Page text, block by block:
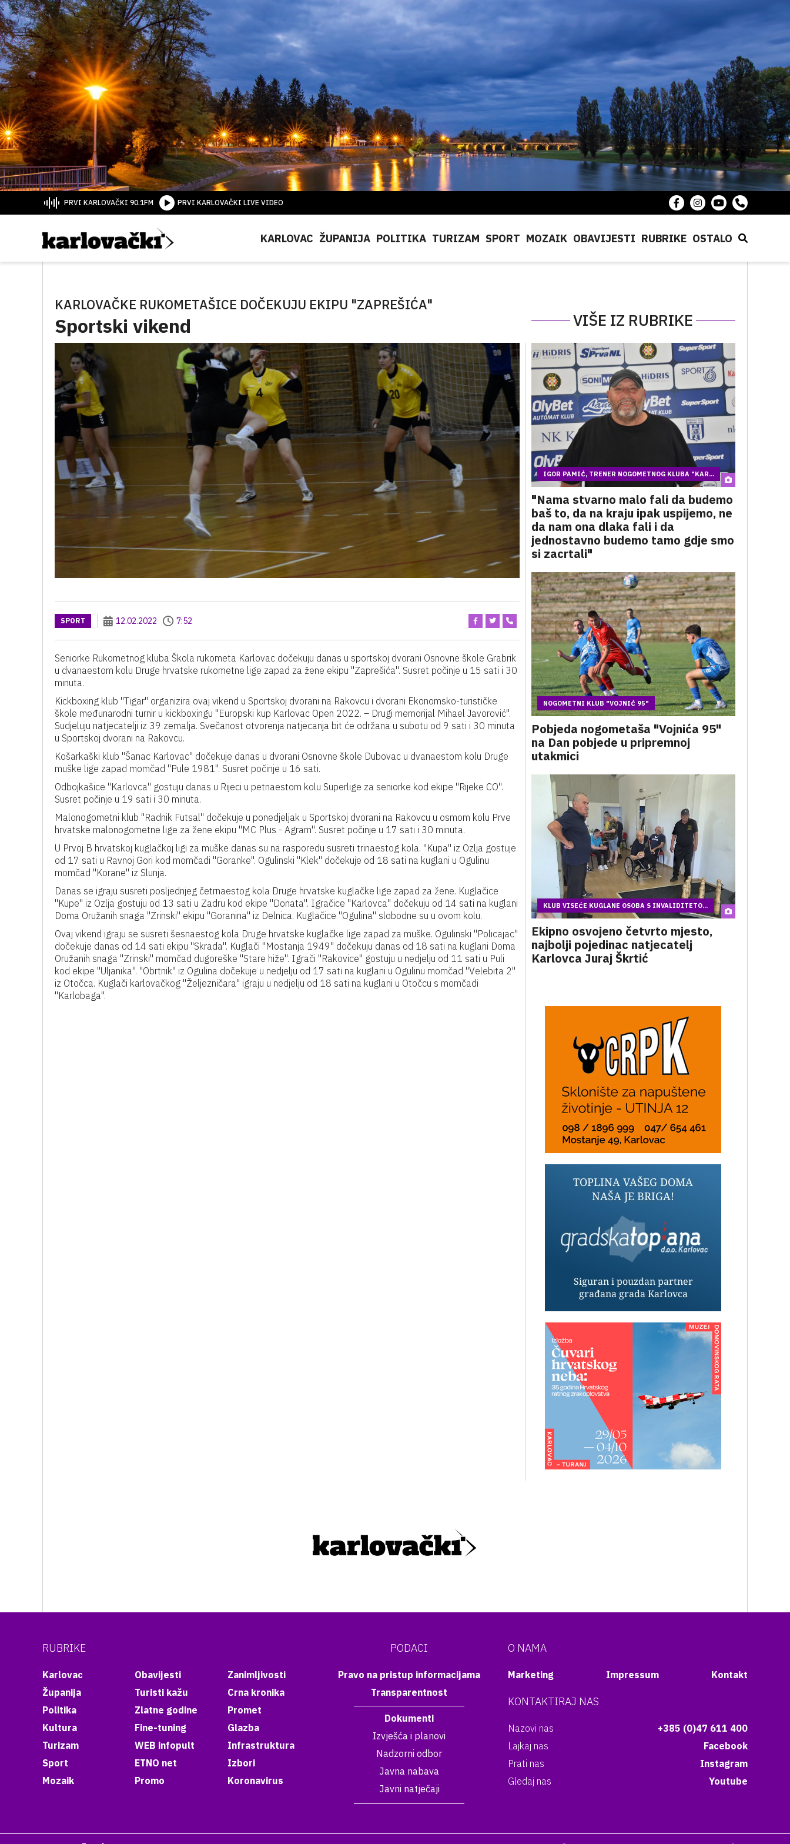
PRVI KARLOVAČKI 90.1FM PRVI KARLOVAČKI LIVE VIDEO
KARLOVAC ŽUPANIJA POLITIKA TURIZAM SPORT MOZAIK OBAVIJESTI RUBRIKE OSTALO
KARLOVAČKE RUKOMETAŠICE DOČEKUJU EKIPU "ZAPREŠIĆA"
Sportski vikend VIŠE IZ RUBRIKE
SPORT 12.02.2022 7:52
Seniorke Rukometnog kluba Škola rukometa Karlovac dočekuju danas u sportskoj dvorani Osnovne škole Grabrik
u dvanaestom kolu Druge hrvatske rukometne lige zapad za žene ekipu "Zaprešića". Susret počinje u 15 sati i 30
minuta.
Kickboxing klub "Tigar" organizira ovaj vikend u Sportskoj dvorani na Rakovcu i dvorani Ekonomsko-turističke
škole međunarodni turnir u kickboxingu "Europski kup Karlovac Open 2022. – Drugi memorijal Mihael Javorović".
Sudjeluju natjecatelji iz 39 zemalja. Svečanost otvorenja natjecanja bit će održana u subotu od 9 sati i 30 minuta
u Sportskoj dvorani na Rakovcu.
Košarkaški klub "Šanac Karlovac" dočekuje danas u dvorani Osnovne škole Dubovac u dvanaestom kolu Druge
muške lige zapad momčad "Pule 1981". Susret počinje u 16 sati.
Odbojkašice "Karlovca" gostuju danas u Rijeci u petnaestom kolu Superlige za seniorke kod ekipe "Rijeke CO".
Susret počinje u 19 sati i 30 minuta.
Malonogometni klub "Radnik Futsal" dočekuje u ponedjeljak u Sportskoj dvorani na Rakovcu u osmom kolu Prve
hrvatske malonogometne lige za žene ekipu "MC Plus - Agram". Susret počinje u 17 sati i 30 minuta.
U Prvoj B hrvatskoj kuglačkoj ligi za muške danas su na rasporedu susreti trinaestog kola. "Kupa" iz Ozlja gostuje
od 17 sati u Ravnoj Gori kod momčadi "Goranke". Ogulinski "Klek" dočekuje od 18 sati na kuglani u Ogulinu
momčad "Korane" iz Slunja.
Danas se igraju susreti posljednjeg četrnaestog kola Druge hrvatske kuglačke lige zapad za žene. Kuglačice
"Kupe" iz Ozlja gostuju od 13 sati u Zadru kod ekipe "Donata". Igračice "Karlovca" dočekuju od 14 sati na kuglani
Doma Oružanih snaga "Zrinski" ekipu "Goranina" iz Delnica. Kuglačice "Ogulina" slobodne su u ovom kolu.
Ovaj vikend igraju se susreti šesnaestog kola Druge hrvatske kuglačke lige zapad za muške. Ogulinski "Policajac"
dočekuje danas od 14 sati ekipu "Skrada". Kuglači "Mostanja 1949" dočekuju danas od 18 sati na kuglani Doma
Oružanih snaga "Zrinski" momčad dugoreške "Stare hiže". Igrači "Rakovice" gostuju u nedjelju od 11 sati u Puli
kod ekipe "Uljanika". "Obrtnik" iz Ogulina dočekuje u nedjelju od 17 sati na kuglani u Ogulinu momčad "Velebita 2"
iz Otočca. Kuglači karlovačkog "Željezničara" igraju u nedjelju od 18 sati na kuglani u Otočcu s momčadi
"Karlobaga".
IGOR PAMIĆ, TRENER NOGOMETNOG KLUBA "KAR...
"Nama stvarno malo fali da budemo
baš to, da na kraju ipak uspijemo, ne
da nam ona dlaka fali i da
jednostavno budemo tamo gdje smo
si zacrtali"
NOGOMETNI KLUB "VOJNIĆ 95"
Pobjeda nogometaša "Vojnića 95"
na Dan pobjede u pripremnoj
utakmici
KLUB VISEĆE KUGLANE OSOBA S INVALIDITETO...
Ekipno osvojeno četvrto mjesto,
najbolji pojedinac natjecatelj
Karlovca Juraj Škrtić
RUBRIKE
Karlovac
Županija
Politika
Kultura
Turizam
Sport
Mozaik
Obavijesti
Turisti kažu
Zlatne godine
Fine-tuning
WEB infopult
ETNO net
Promo
Zanimljivosti
Crna kronika
Promet
Glazba
Infrastruktura
Izbori
Koronavirus
PODACI
Pravo na pristup informacijama
Transparentnost
Dokumenti
Izvješća i planovi
Nadzorni odbor
Javna nabava
Javni natječaji
O NAMA
Marketing Impressum Kontakt
KONTAKTIRAJ NAS
Nazovi nas
+385 (0)47 611 400
Lajkaj nas
Facebook
Prati nas
Instagram
Gledaj nas
Youtube